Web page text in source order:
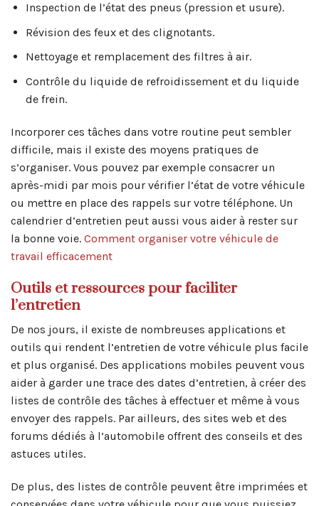
Inspection de l’état des pneus (pression et usure).
Révision des feux et des clignotants.
Nettoyage et remplacement des filtres à air.
Contrôle du liquide de refroidissement et du liquide
de frein.
Incorporer ces tâches dans votre routine peut sembler
difficile, mais il existe des moyens pratiques de
s’organiser. Vous pouvez par exemple consacrer un
après-midi par mois pour vérifier l’état de votre véhicule
ou mettre en place des rappels sur votre téléphone. Un
calendrier d’entretien peut aussi vous aider à rester sur
la bonne voie. Comment organiser votre véhicule de
travail efficacement
Outils et ressources pour faciliter
l’entretien
De nos jours, il existe de nombreuses applications et
outils qui rendent l’entretien de votre véhicule plus facile
et plus organisé. Des applications mobiles peuvent vous
aider à garder une trace des dates d’entretien, à créer des
listes de contrôle des tâches à effectuer et même à vous
envoyer des rappels. Par ailleurs, des sites web et des
forums dédiés à l’automobile offrent des conseils et des
astuces utiles.
De plus, des listes de contrôle peuvent être imprimées et